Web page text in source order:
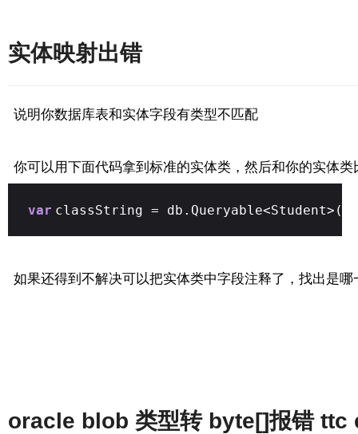
实体映射出错
说明你数据库表和实体字段有类型不匹配
你可以用下面代码拿到标准的实体类，然后和你的实体类
var classString =
如果还得到不解决可以把实体类中字段注释了，找出是哪
oracle blob 类型转 byte[]报错 ttc